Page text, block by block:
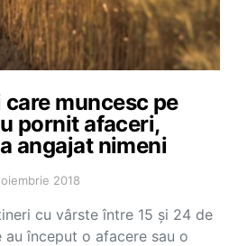
care muncesc pe
pornit afaceri,
angajat nimeni
2018
cu vârste între 15 și 24 de
au început o afacere sau o